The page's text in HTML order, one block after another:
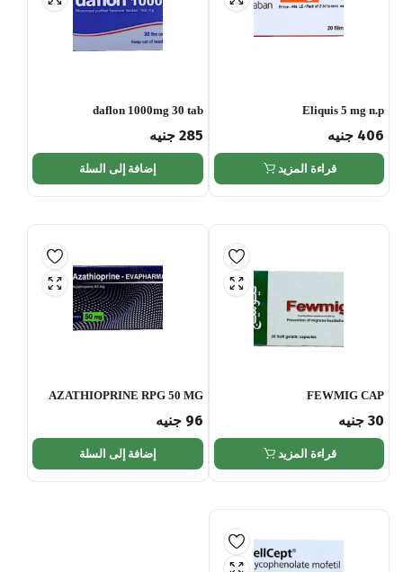
Eliquis 5 mg n.p
406 جنيه
قراءة المزيد
daflon 1000mg 30 tab
285 جنيه
إضافة إلى السلة
FEWMIG CAP
30 جنيه
قراءة المزيد
AZATHIOPRINE RPG 50 MG
96 جنيه
إضافة إلى السلة